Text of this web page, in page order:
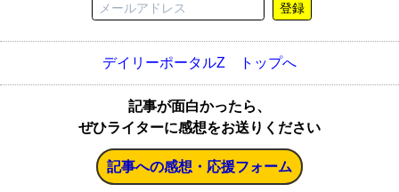
登録
デイリーポータルZ トップへ
記事が面白かったら、
ぜひライターに感想をお送りください
記事への感想・応援フォーム